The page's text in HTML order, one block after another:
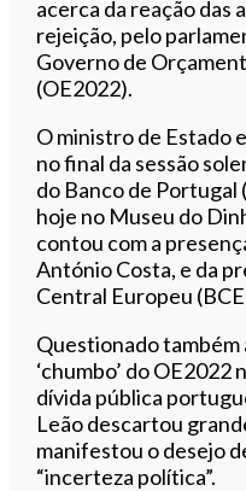
acerca da reação das
rejeição, pelo
Governo de
(OE2022).
O ministro de Estado
no final da sessão
do Banco de Portugal
hoje no Museu do
contou com a
António Costa, e da
Central Europeu
Questionado
‘chumbo’ do OE2022
dívida pública
Leão descartou
manifestou o desejo
“incerteza política”.